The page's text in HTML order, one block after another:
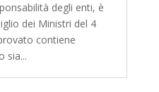
degli enti, è
dei Ministri del 4
contiene
sia...